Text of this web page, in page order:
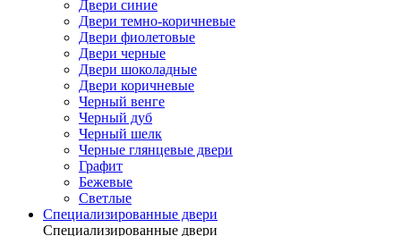
Двери синие
Двери темно-коричневые
Двери фиолетовые
Двери черные
Двери шоколадные
Двери коричневые
Черный венге
Черный дуб
Черный шелк
Черные глянцевые двери
Графит
Бежевые
Светлые
Специализированные двери
Специализированные двери